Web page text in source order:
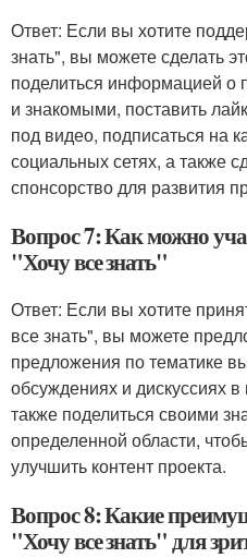
Ответ: Если вы хотите
знать", вы можете сделать
поделиться информацией о
и знакомыми, поставить
под видео, подписаться на
социальных сетях, а также
спонсорство для развития
Вопрос 7: Как можно
"Хочу все знать"
Ответ: Если вы хотите
все знать", вы можете
предложения по тематике
обсуждениях и дискуссиях
также поделиться своими
определенной области,
улучшить контент проекта.
Вопрос 8: Какие
"Хочу все знать" для